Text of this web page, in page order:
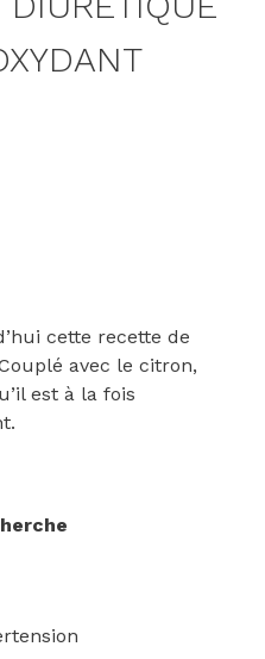
cette recette de
avec le citron,
est à la fois